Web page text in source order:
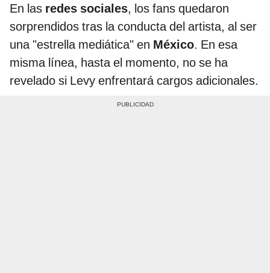
En las redes sociales, los fans quedaron
sorprendidos tras la conducta del artista, al ser
una "estrella mediática" en México. En esa
misma línea, hasta el momento, no se ha
revelado si Levy enfrentará cargos adicionales.